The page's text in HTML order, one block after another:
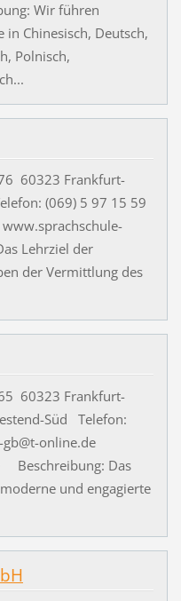
Wir führen
in Chinesisch, Deutsch,
Polnisch,
60323 Frankfurt-
(069) 5 97 15 59
Lehrziel der
der Vermittlung des
60323 Frankfurt-
Süd Telefon:
online.de
Beschreibung: Das
und engagierte